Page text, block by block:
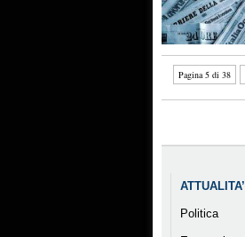
Pagina 5 di 38
ATTUALITA’
Politica